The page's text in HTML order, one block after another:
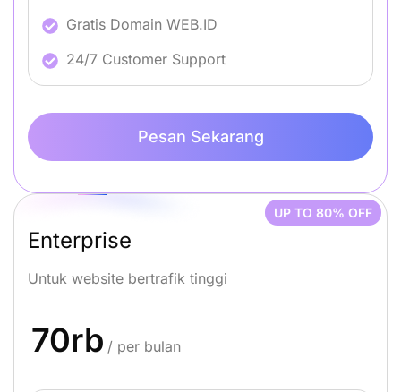
Gratis Domain WEB.ID
24/7 Customer Support
Pesan Sekarang
Enterprise
Untuk website bertrafik tinggi
70rb / per bulan
UP TO 80% OFF